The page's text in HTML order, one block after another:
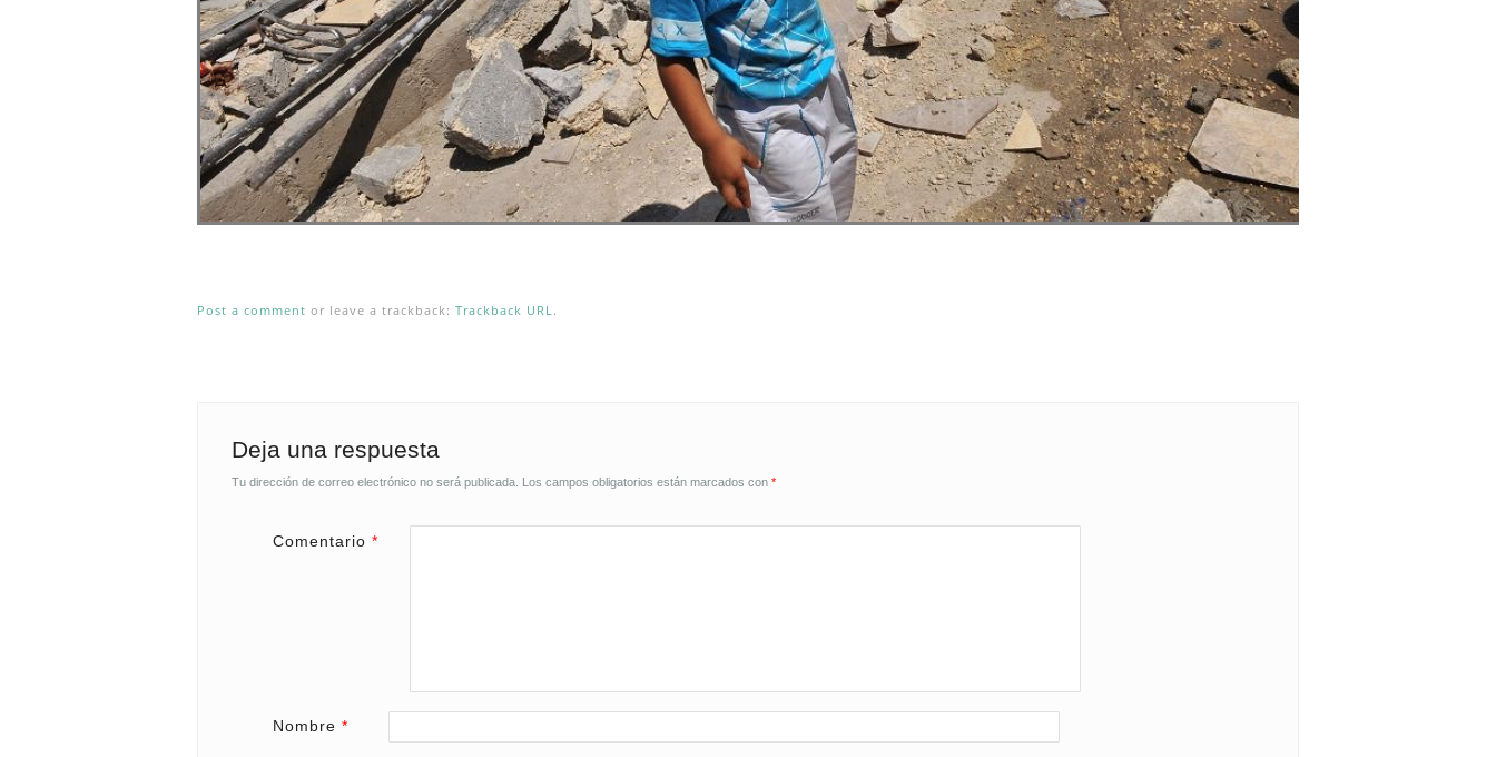
Post a comment or leave a trackback: Trackback URL .
Deja una respuesta
Tu dirección de correo electrónico no será publicada. Los campos obligatorios están marcados con *
Comentario *
Nombre *